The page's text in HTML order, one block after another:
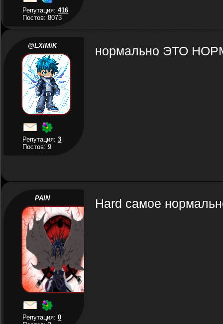
Репутация:416
Постов: 8073
@LXiMiK
Репутация:3
Постов: 9
нормально ЭТО
PAIN
Репутация:0
Hard самое